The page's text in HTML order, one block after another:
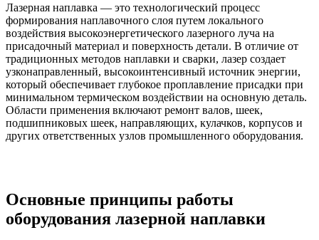
Лазерная наплавка — это технологический процесс
формирования наплавочного слоя путем локального
воздействия высокоэнергетического лазерного луча на
присадочный материал и поверхность детали. В отличие от
традиционных методов наплавки и сварки, лазер создает
узконаправленный, высокоинтенсивный источник энергии,
который обеспечивает глубокое проплавление присадки при
минимальном термическом воздействии на основную деталь.
Области применения включают ремонт валов, шеек,
подшипниковых шеек, направляющих, кулачков, корпусов и
других ответственных узлов промышленного оборудования.
Основные принципы работы
оборудования лазерной наплавки